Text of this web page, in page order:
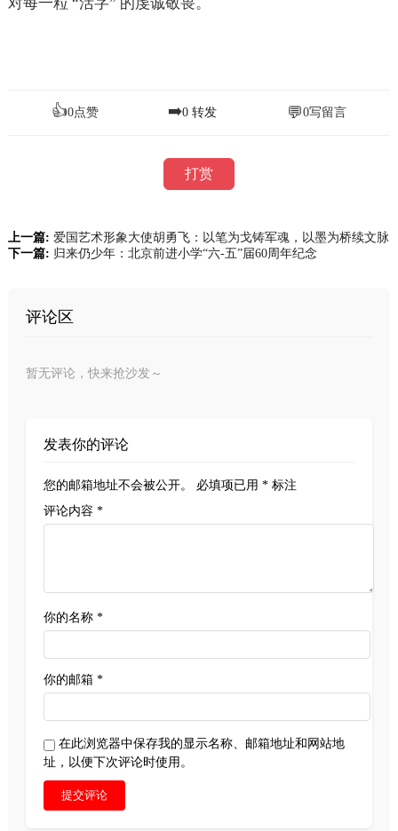
👍0点赞 ➡️0 转发 💬0写留言
打赏
上一篇: 爱国艺术形象大使胡勇飞：以笔为戈铸军魂，以墨为桥续文脉
下一篇: 归来仍少年：北京前进小学“六-五”届60周年纪念
评论区
暂无评论，快来抢沙发～
发表你的评论
您的邮箱地址不会被公开。 必填项已用 *标注
评论内容 *
你的名称 *
你的邮箱 *
在此浏览器中保存我的显示名称、邮箱地址和网站地
址，以便下次评论时使用。
提交评论